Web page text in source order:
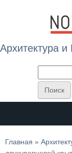
Архитектура
Вы здесь
Главная »